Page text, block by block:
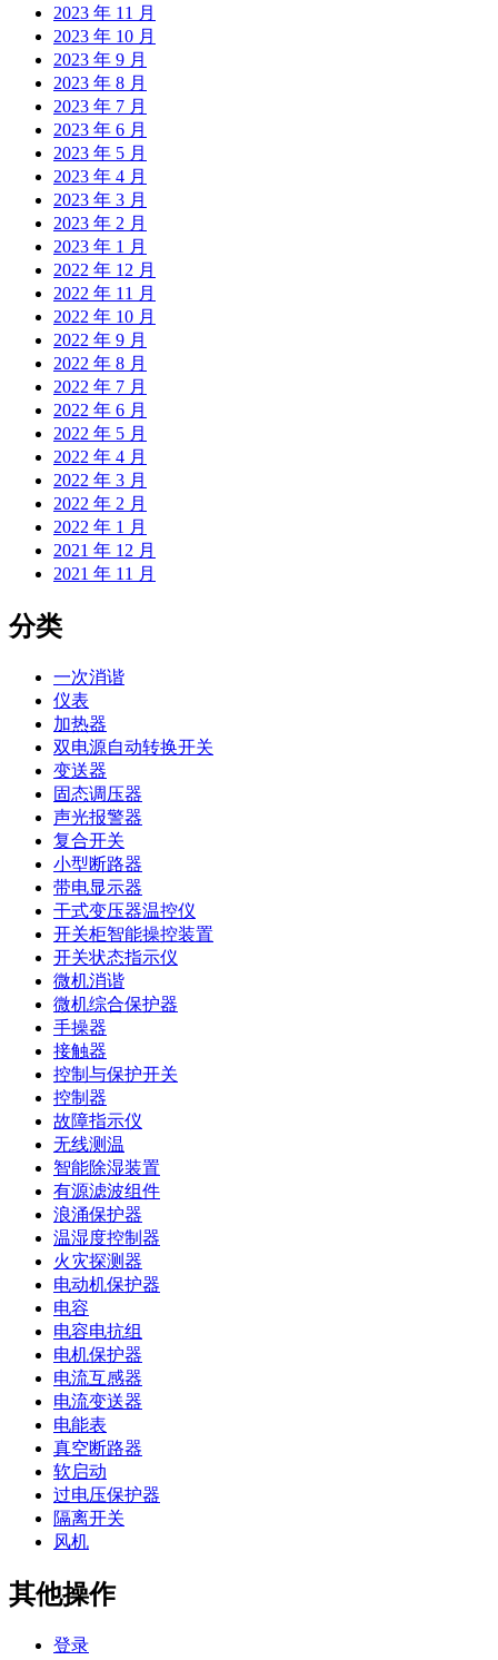
2023 年 11 月
2023 年 10 月
2023 年 9 月
2023 年 8 月
2023 年 7 月
2023 年 6 月
2023 年 5 月
2023 年 4 月
2023 年 3 月
2023 年 2 月
2023 年 1 月
2022 年 12 月
2022 年 11 月
2022 年 10 月
2022 年 9 月
2022 年 8 月
2022 年 7 月
2022 年 6 月
2022 年 5 月
2022 年 4 月
2022 年 3 月
2022 年 2 月
2022 年 1 月
2021 年 12 月
2021 年 11 月
分类
一次消谐
仪表
加热器
双电源自动转换开关
变送器
固态调压器
声光报警器
复合开关
小型断路器
带电显示器
干式变压器温控仪
开关柜智能操控装置
开关状态指示仪
微机消谐
微机综合保护器
手操器
接触器
控制与保护开关
控制器
故障指示仪
无线测温
智能除湿装置
有源滤波组件
浪涌保护器
温湿度控制器
火灾探测器
电动机保护器
电容
电容电抗组
电机保护器
电流互感器
电流变送器
电能表
真空断路器
软启动
过电压保护器
隔离开关
风机
其他操作
登录